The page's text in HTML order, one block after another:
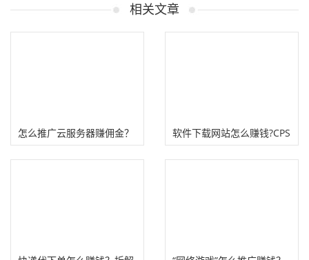
相关文章
怎么推广云服务器赚佣金？
腾讯云阿里云CPS赚钱！
软件下载网站怎么赚钱?CPS
推广赚佣金!